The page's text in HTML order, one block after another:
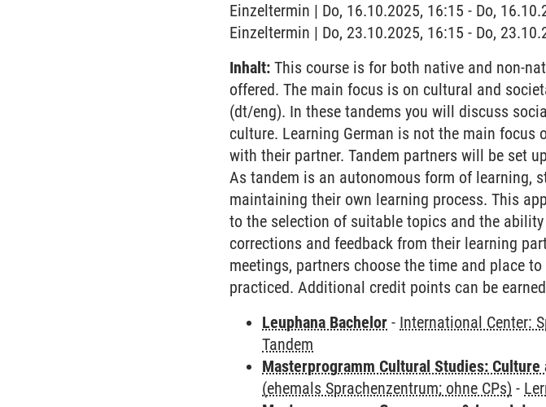
Einzeltermin | Do, 16.10.2025, 16:15 - Do,
Einzeltermin | Do, 23.10.2025, 16:15 - Do,
Inhalt: This course is for both native and non-
offered. The main focus is on cultural and
(dt/eng). In these tandems you will discuss
culture. Learning German is not the main
with their partner. Tandem partners will be set
As tandem is an autonomous form of learning,
maintaining their own learning process. This
to the selection of suitable topics and the
corrections and feedback from their learning
meetings, partners choose the time and place
practiced. Additional credit points can be
Leuphana Bachelor - International Center:
Tandem
Masterprogramm Cultural Studies: Culture
(ehemals Sprachenzentrum; ohne CPs) -